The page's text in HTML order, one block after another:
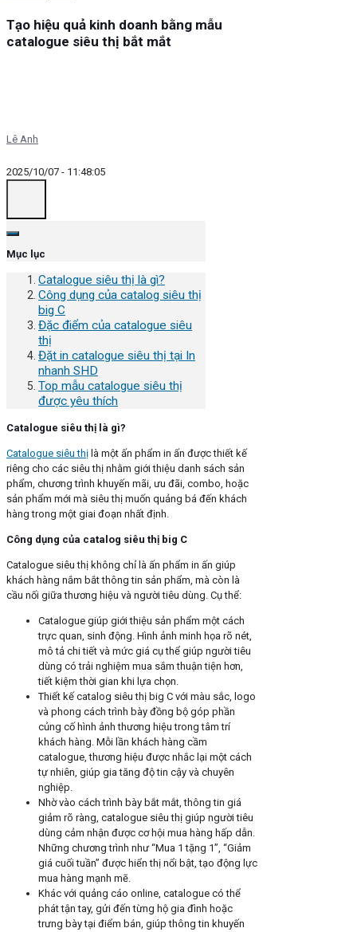
Tạo hiệu quả kinh doanh bằng mẫu
catalogue siêu thị bắt mắt
Lê Anh
2025/10/07 - 11:48:05
Mục lục
Catalogue siêu thị là gì?
Công dụng của catalog siêu thị
big C
Đặc điểm của catalogue siêu
thị
Đặt in catalogue siêu thị tại In
nhanh SHD
Top mẫu catalogue siêu thị
được yêu thích
Catalogue siêu thị là gì?
Catalogue siêu thị là một ấn phẩm in ấn được thiết kế
riêng cho các siêu thị nhằm giới thiệu danh sách sản
phẩm, chương trình khuyến mãi, ưu đãi, combo, hoặc
sản phẩm mới mà siêu thị muốn quảng bá đến khách
hàng trong một giai đoạn nhất định.
Công dụng của catalog siêu thị big C
Catalogue siêu thị không chỉ là ấn phẩm in ấn giúp
khách hàng nắm bắt thông tin sản phẩm, mà còn là
cầu nối giữa thương hiệu và người tiêu dùng. Cụ thể:
Catalogue giúp giới thiệu sản phẩm một cách
trực quan, sinh động. Hình ảnh minh họa rõ nét,
mô tả chi tiết và mức giá cụ thể giúp người tiêu
dùng có trải nghiệm mua sắm thuận tiện hơn,
tiết kiệm thời gian khi lựa chọn.
Thiết kế catalog siêu thị big C với màu sắc, logo
và phong cách trình bày đồng bộ góp phần
củng cố hình ảnh thương hiệu trong tâm trí
khách hàng. Mỗi lần khách hàng cầm
catalogue, thương hiệu được nhắc lại một cách
tự nhiên, giúp gia tăng độ tin cậy và chuyên
nghiệp.
Nhờ vào cách trình bày bắt mắt, thông tin giá
giảm rõ ràng, catalogue siêu thị giúp người tiêu
dùng cảm nhận được cơ hội mua hàng hấp dẫn.
Những chương trình như “Mua 1 tặng 1”, “Giảm
giá cuối tuần” được hiển thị nổi bật, tạo động lực
mua hàng mạnh mẽ.
Khác với quảng cáo online, catalogue có thể
phát tận tay, gửi đến từng hộ gia đình hoặc
trưng bày tại điểm bán, giúp thông tin khuyến